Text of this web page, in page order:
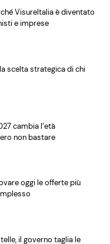
VisureItalia è diventato
e imprese
scelta strategica di chi
cambia l’età
non bastare
oggi le offerte più
il governo taglia le